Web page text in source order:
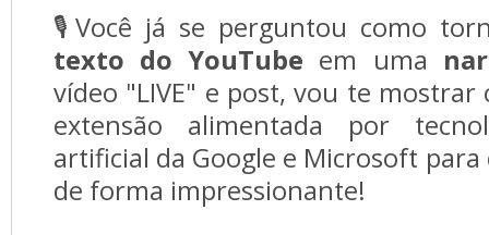
🎙️Você já se perguntou como
texto do YouTube em uma
vídeo "LIVE" e post, vou te
extensão alimentada por
artificial da Google e Microsoft
de forma impressionante!